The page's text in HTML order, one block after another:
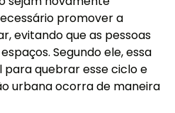
promover a
evitando que as pessoas
Segundo ele, essa
quebrar esse ciclo e
urbana ocorra de maneira